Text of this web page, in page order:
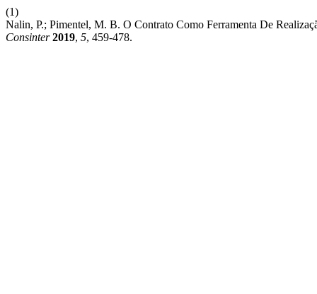
(1)
Nalin, P.; Pimentel, M. B. O Contrato Como Ferramenta De
Consinter 2019, 5, 459-478.